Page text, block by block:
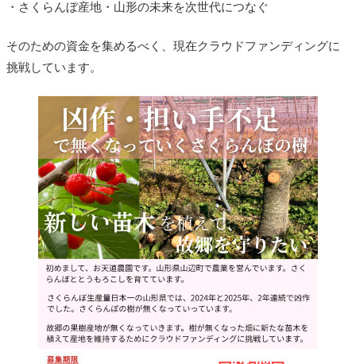
・さくらんぼ産地・山形の未来を次世代につなぐ
そのための資金を集めるべく、現在クラウドファンディングに
挑戦しています。